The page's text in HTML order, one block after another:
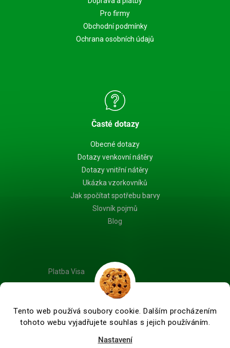
Tento web používá soubory cookie. Dalším procházením
tohoto webu vyjadřujete souhlas s jejich používáním.
Nastavení
Pro firmy
Obchodní podmínky
Ochrana osobních údajů
Časté dotazy
Obecné dotazy
Dotazy venkovní nátěry
Dotazy vnitřní nátěry
Ukázka vzorkovníků
Jak spočítat spotřebu barvy
Slovník pojmů
Blog
Platba Visa